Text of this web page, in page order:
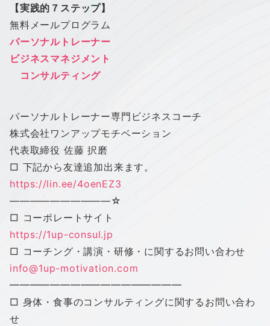
【実践的７ステップ】
無料メールプログラム
パーソナルトレーナー
ビジネスマネジメント
コンサルティング
パーソナルトレーナー専門ビジネスコーチ
株式会社 ワンアップモチベーション
代表取締役 佐藤 択磨
□ 下記から友達追加出来ます。
https://lin.ee/4oenEZ3
——————————☆
□ コーポレートサイト
https://1up-consul.jp
□ コーチング・講演・研修・に関するお問い合わせ
info@1up-motivation.com
━━━━━━━━━━━━━━━━━
□ 身体・食事のコンサルティングに関するお問い合わ
せ